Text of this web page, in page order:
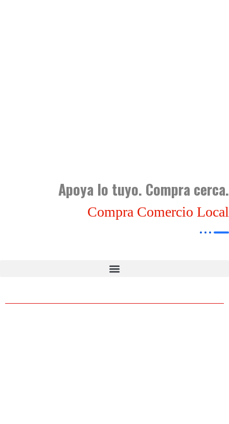
Apoya lo tuyo. Compra cerca.
Compra Comercio Local